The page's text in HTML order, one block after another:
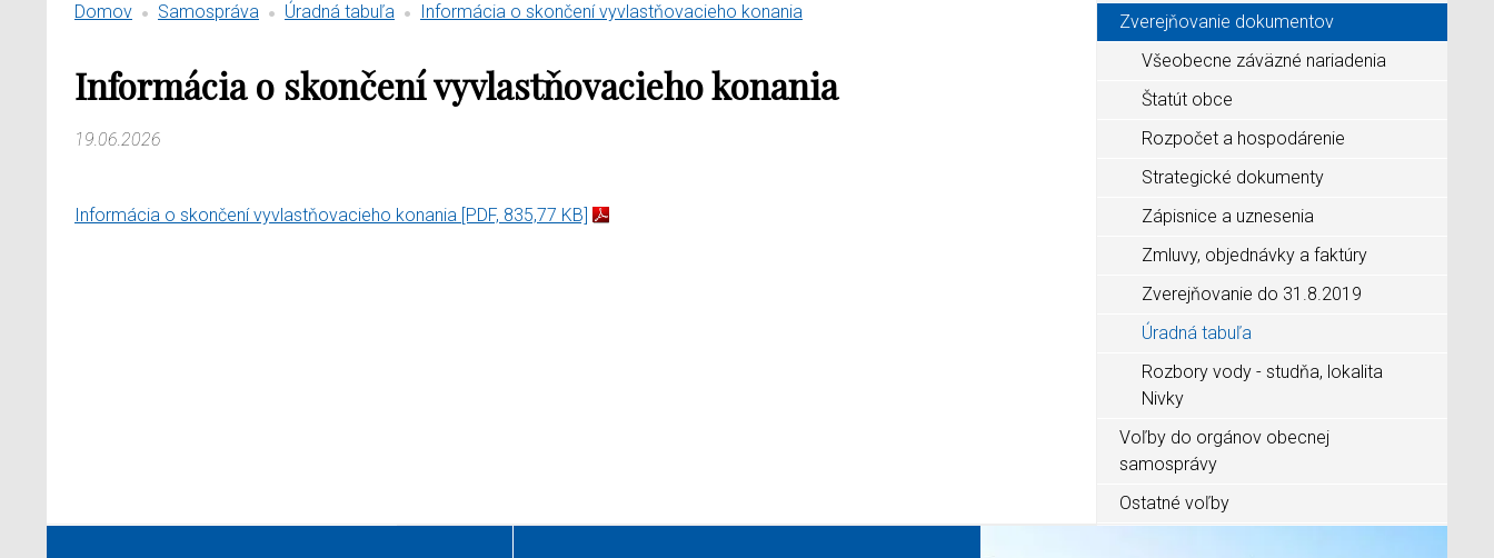
Domov Samospráva Úradná tabuľa Informácia o skončení vyvlastňovacieho konania
Informácia o skončení vyvlastňovacieho konania
19.06.2026
Informácia o skončení vyvlastňovacieho konania [PDF, 835,77 KB]
Zverejňovanie dokumentov
Všeobecne záväzné nariadenia
Štatút obce
Rozpočet a hospodárenie
Strategické dokumenty
Zápisnice a uznesenia
Zmluvy, objednávky a faktúry
Zverejňovanie do 31.8.2019
Úradná tabuľa
Rozbory vody - studňa, lokalita
Nivky
Voľby do orgánov obecnej
samosprávy
Ostatné voľby